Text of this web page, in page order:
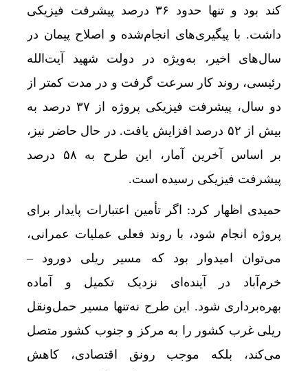
کند بود و تنها حدود ۳۶ درصد پیشرفت فیزیکی
داشت. با پیگیری‌های انجام‌شده و اصلاح پیمان در
سال‌های اخیر، به‌ویژه در دولت شهید آیت‌الله
رئیسی، روند کار سرعت گرفت و در مدت کمتر از
دو سال، پیشرفت فیزیکی پروژه از ۳۷ درصد به
بیش از ۵۲ درصد افزایش یافت. در حال حاضر نیز،
بر اساس آخرین آمار، این طرح به ۵۸ درصد
پیشرفت فیزیکی رسیده است.
حمیدی اظهار کرد: اگر تأمین اعتبارات پایدار برای
پروژه انجام شود، با روند فعلی عملیات عمرانی،
می‌توان امیدوار بود که مسیر ریلی دورود –
خرم‌آباد در آینده‌ای نزدیک تکمیل و آماده
بهره‌برداری شود. این طرح نه‌تنها مسیر حمل‌ونقل
ریلی غرب کشور را به مرکز و جنوب کشور متصل
می‌کند، بلکه موجب رونق اقتصادی، کاهش